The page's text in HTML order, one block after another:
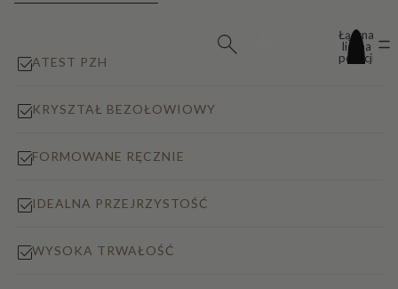
Łączna
liczba
pozycji
ATEST PZH
KRYSZTAŁ BEZOŁOWIOWY
FORMOWANE RĘCZNIE
IDEALNA PRZEJRZYSTOŚĆ
WYSOKA TRWAŁOŚĆ